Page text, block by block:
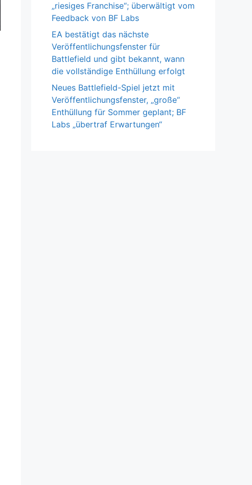
„riesiges Franchise“; überwältigt vom
Feedback von BF Labs
EA bestätigt das nächste
Veröffentlichungsfenster für
Battlefield und gibt bekannt, wann
die vollständige Enthüllung erfolgt
Neues Battlefield-Spiel jetzt mit
Veröffentlichungsfenster, „große“
Enthüllung für Sommer geplant; BF
Labs „übertraf Erwartungen“